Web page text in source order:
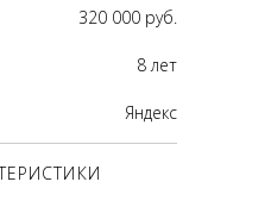
320 000 руб.
8 лет
Яндекс